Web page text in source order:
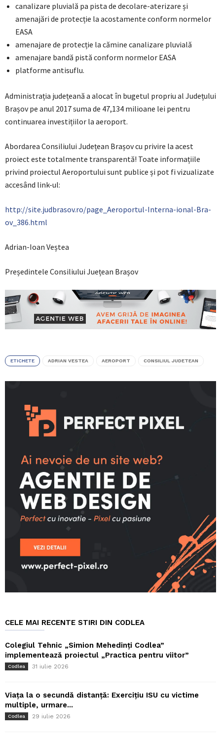
canalizare pluvială pa pista de decolare-aterizare și
amenajări de protecție la acostamente conform normelor
EASA
amenajare de protecție la cămine canalizare pluvială
amenajare bandă pistă conform normelor EASA
platforme antisuflu.
Administrația județeană a alocat în bugetul propriu al Județului
Brașov pe anul 2017 suma de 47,134 milioane lei pentru
continuarea investițiilor la aeroport.
Abordarea Consiliului Județean Brașov cu privire la acest
proiect este totalmente transparentă! Toate informațiile
privind proiectul Aeroportului sunt publice și pot fi vizualizate
accesând link-ul:
http://site.judbrasov.ro/page_Aeroportul-Interna-ional-Bra-
ov_386.html
Adrian-Ioan Veștea
Președintele Consiliului Juețean Brașov
ETICHETE ADRIAN VESTEA AEROPORT CONSILIUL JUDETEAN
CELE MAI RECENTE STIRI DIN CODLEA
Colegiul Tehnic „Simion Mehedinți Codlea”
implementează proiectul „Practica pentru viitor”
Codlea 31 iulie 2026
Viața la o secundă distanță: Exercițiu ISU cu victime
multiple, urmare...
Codlea 29 iulie 2026